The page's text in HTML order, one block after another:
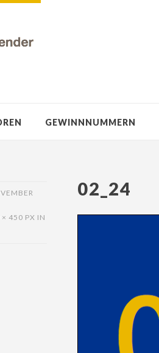
GEWINNNUMMERN
× 450 PX IN
02_24